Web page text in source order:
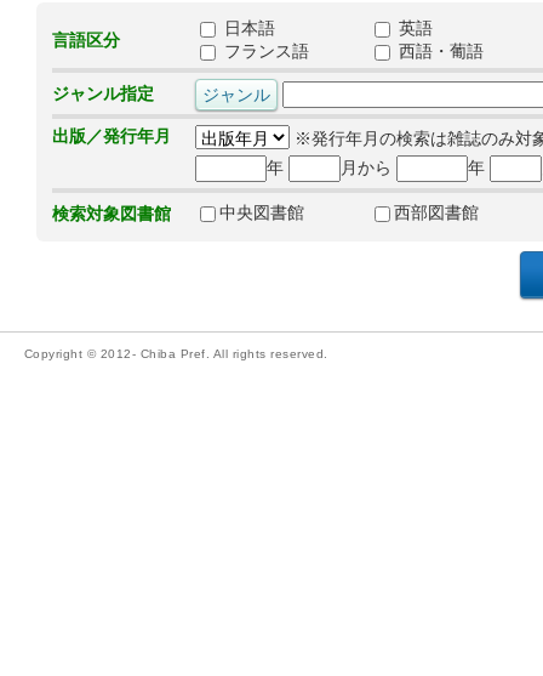
言語区分
日本語
英語
フランス語
西語・葡語
ジャンル指定
出版／発行年月
※発行年月の検索は雑誌のみ対
年
月から 年
検索対象図書館 中央図書館 西部図書館
Copyright © 2012- Chiba Pref. All rights reserved.